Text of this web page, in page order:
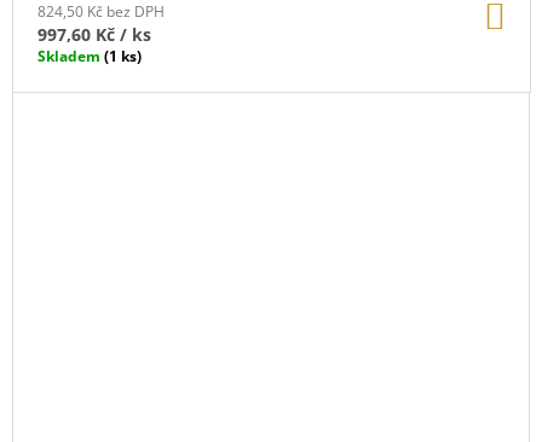
824,50 Kč bez DPH
997,60 Kč / ks
Skladem (1 ks)